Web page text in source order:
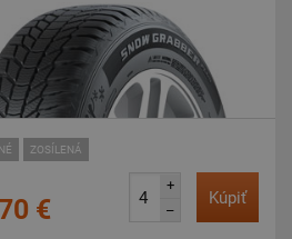
ZOSÍLENÁ
€
+
–
Kúpiť